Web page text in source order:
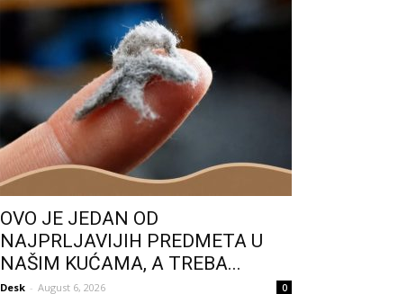
OVO JE JEDAN OD
NAJPRLJAVIJIH PREDMETA U
NAŠIM KUĆAMA, A TREBA...
Desk - August 6, 2026 0